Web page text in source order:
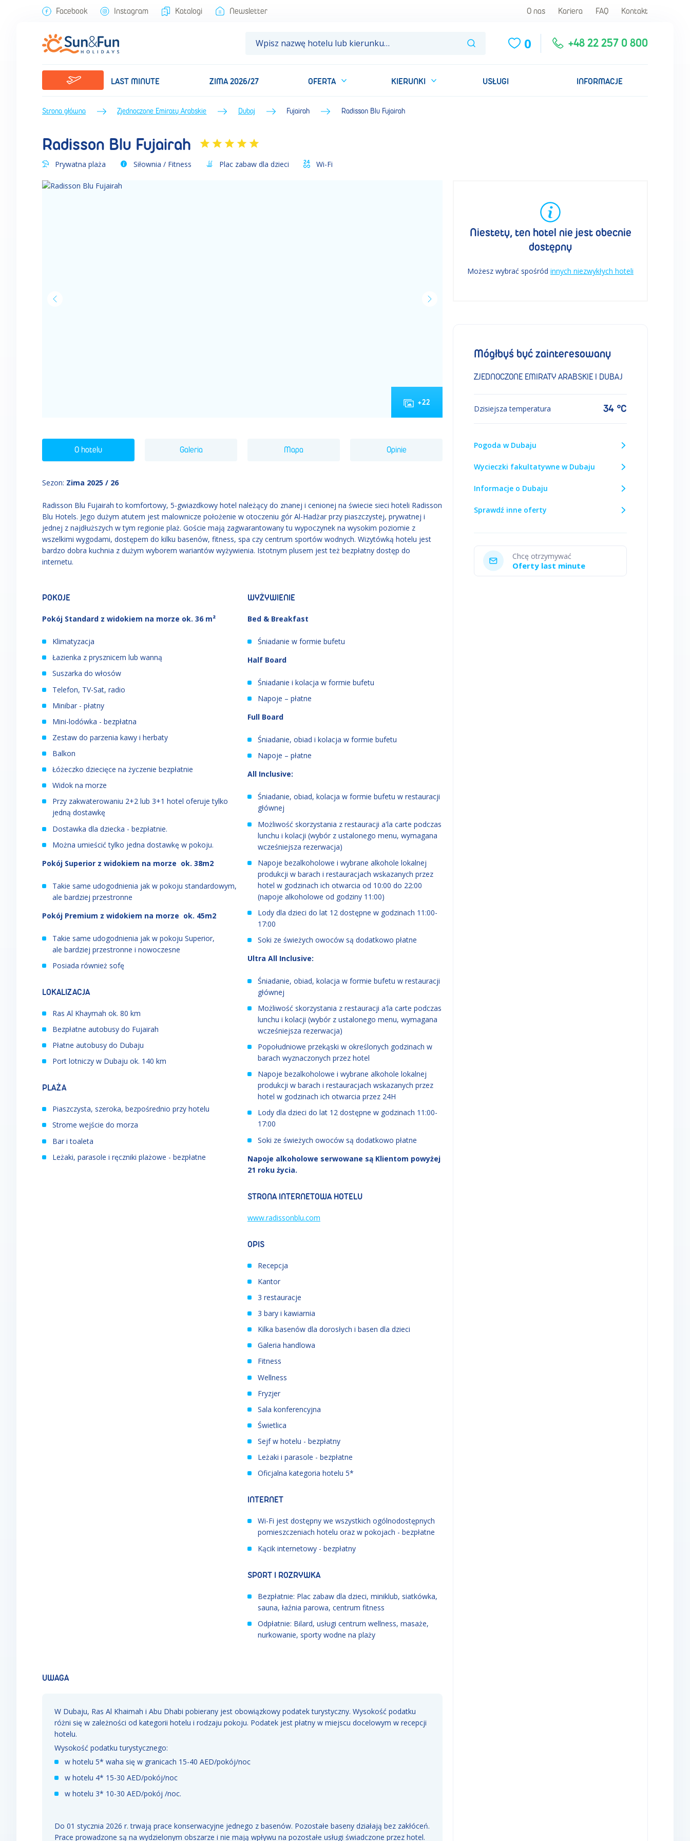
Facebook Instagram Katalogi Newsletter O nas Kariera FAQ Kontakt
0 +48 22 257 0 800
LAST MINUTE ZIMA 2026/27 OFERTA KIERUNKI USŁUGI INFORMACJE
Strona główna Zjednoczone Emiraty Arabskie Dubaj Fujairah Radisson Blu Fujairah
Radisson Blu Fujairah
Prywatna plaża Siłownia / Fitness Plac zabaw dla dzieci Wi-Fi
+22
O hotelu Galeria Mapa Opinie
Sezon: Zima 2025 / 26
Radisson Blu Fujairah to komfortowy, 5-gwiazdkowy hotel należący do znanej i cenionej na świecie sieci hoteli Radisson
Blu Hotels. Jego dużym atutem jest malownicze położenie w otoczeniu gór Al-Hadżar przy piaszczystej, prywatnej i
jednej z najdłuższych w tym regionie plaż. Goście mają zagwarantowany tu wypoczynek na wysokim poziomie z
wszelkimi wygodami, dostępem do kilku basenów, fitness, spa czy centrum sportów wodnych. Wizytówką hotelu jest
bardzo dobra kuchnia z dużym wyborem wariantów wyżywienia. Istotnym plusem jest też bezpłatny dostęp do
internetu.
POKOJE
Pokój Standard z widokiem na morze ok. 36 m²
Klimatyzacja
Łazienka z prysznicem lub wanną
Suszarka do włosów
Telefon, TV-Sat, radio
Minibar - płatny
Mini-lodówka - bezpłatna
Zestaw do parzenia kawy i herbaty
Balkon
Łóżeczko dziecięce na życzenie bezpłatnie
Widok na morze
Przy zakwaterowaniu 2+2 lub 3+1 hotel oferuje tylko
jedną dostawkę
Dostawka dla dziecka - bezpłatnie.
Można umieścić tylko jedna dostawkę w pokoju.
Pokój Superior z widokiem na morze ok. 38m2
Takie same udogodnienia jak w pokoju standardowym,
ale bardziej przestronne
Pokój Premium z widokiem na morze ok. 45m2
Takie same udogodnienia jak w pokoju Superior,
ale bardziej przestronne i nowoczesne
Posiada również sofę
LOKALIZACJA
Ras Al Khaymah ok. 80 km
Bezpłatne autobusy do Fujairah
Płatne autobusy do Dubaju
Port lotniczy w Dubaju ok. 140 km
PLAŻA
Piaszczysta, szeroka, bezpośrednio przy hotelu
Strome wejście do morza
Bar i toaleta
Leżaki, parasole i ręczniki plażowe - bezpłatne
WYŻYWIENIE
Bed & Breakfast
Śniadanie w formie bufetu
Half Board
Śniadanie i kolacja w formie bufetu
Napoje – płatne
Full Board
Śniadanie, obiad i kolacja w formie bufetu
Napoje – płatne
All Inclusive:
Śniadanie, obiad, kolacja w formie bufetu w restauracji
głównej
Możliwość skorzystania z restauracji a'la carte podczas
lunchu i kolacji (wybór z ustalonego menu, wymagana
wcześniejsza rezerwacja)
Napoje bezalkoholowe i wybrane alkohole lokalnej
produkcji w barach i restauracjach wskazanych przez
hotel w godzinach ich otwarcia od 10:00 do 22:00
(napoje alkoholowe od godziny 11:00)
Lody dla dzieci do lat 12 dostępne w godzinach 11:00-
17:00
Soki ze świeżych owoców są dodatkowo płatne
Ultra All Inclusive:
Śniadanie, obiad, kolacja w formie bufetu w restauracji
głównej
Możliwość skorzystania z restauracji a'la carte podczas
lunchu i kolacji (wybór z ustalonego menu, wymagana
wcześniejsza rezerwacja)
Popołudniowe przekąski w określonych godzinach w
barach wyznaczonych przez hotel
Napoje bezalkoholowe i wybrane alkohole lokalnej
produkcji w barach i restauracjach wskazanych przez
hotel w godzinach ich otwarcia przez 24H
Lody dla dzieci do lat 12 dostępne w godzinach 11:00-
17:00
Soki ze świeżych owoców są dodatkowo płatne
Napoje alkoholowe serwowane są Klientom powyżej
21 roku życia.
STRONA INTERNETOWA HOTELU
www.radissonblu.com
OPIS
Recepcja
Kantor
3 restauracje
3 bary i kawiarnia
Kilka basenów dla dorosłych i basen dla dzieci
Galeria handlowa
Fitness
Wellness
Fryzjer
Sala konferencyjna
Świetlica
Sejf w hotelu - bezpłatny
Leżaki i parasole - bezpłatne
Oficjalna kategoria hotelu 5*
INTERNET
Wi-Fi jest dostępny we wszystkich ogólnodostępnych
pomieszczeniach hotelu oraz w pokojach - bezpłatne
Kącik internetowy - bezpłatny
SPORT I ROZRYWKA
Bezpłatnie: Plac zabaw dla dzieci, miniklub, siatkówka,
sauna, łaźnia parowa, centrum fitness
Odpłatnie: Bilard, usługi centrum wellness, masaże,
nurkowanie, sporty wodne na plaży
UWAGA
W Dubaju, Ras Al Khaimah i Abu Dhabi pobierany jest obowiązkowy podatek turystyczny. Wysokość podatku
różni się w zależności od kategorii hotelu i rodzaju pokoju. Podatek jest płatny w miejscu docelowym w recepcji
hotelu.
Wysokość podatku turystycznego:
w hotelu 5* waha się w granicach 15-40 AED/pokój/noc
w hotelu 4* 15-30 AED/pokój/noc
w hotelu 3* 10-30 AED/pokój /noc.
Do 01 stycznia 2026 r. trwają prace konserwacyjne jednego z basenów. Pozostałe baseny działają bez zakłóceń.
Prace prowadzone są na wydzielonym obszarze i nie mają wpływu na pozostałe usługi świadczone przez hotel.
Niestety, ten hotel nie jest obecnie
dostępny
Możesz wybrać spośród innych niezwykłych hoteli
Mógłbyś być zainteresowany
ZJEDNOCZONE EMIRATY ARABSKIE I DUBAJ
Dzisiejsza temperatura 34 °C
Pogoda w Dubaju
Wycieczki fakultatywne w Dubaju
Informacje o Dubaju
Sprawdź inne oferty
Chcę otrzymywać
Oferty last minute
Radisson Blu Fujairah (Zima 2025/2026) • Dubaj • Zjednoczone Emiraty Arabskie • BP Sun&Fun